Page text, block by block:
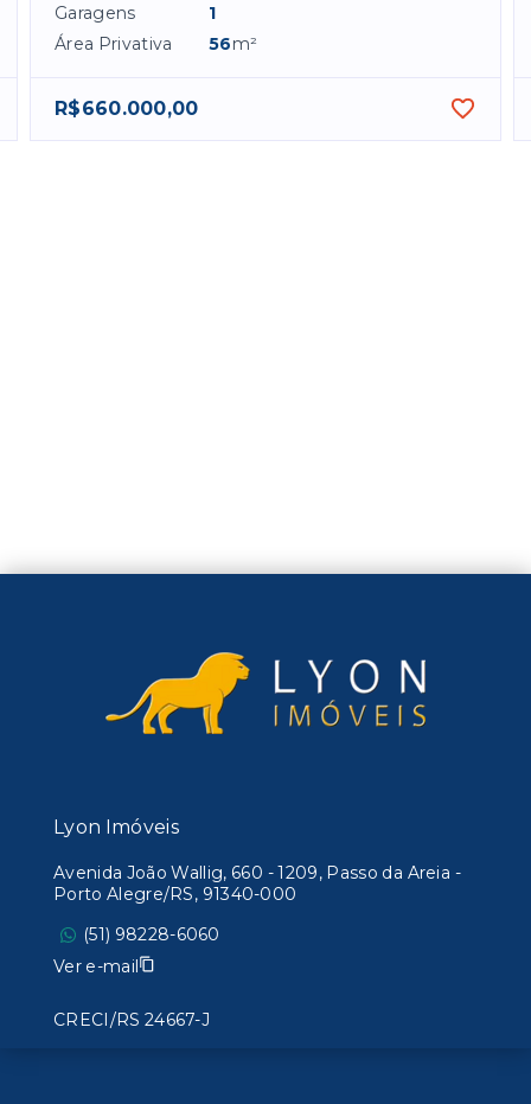
Garagens
1
Área Privativa
56m²
R$660.000,00
Lyon Imóveis
Avenida João Wallig, 660 - 1209, Passo da Areia -
Porto Alegre/RS, 91340-000
(51) 98228-6060
Ver e-mail
CRECI/RS 24667-J